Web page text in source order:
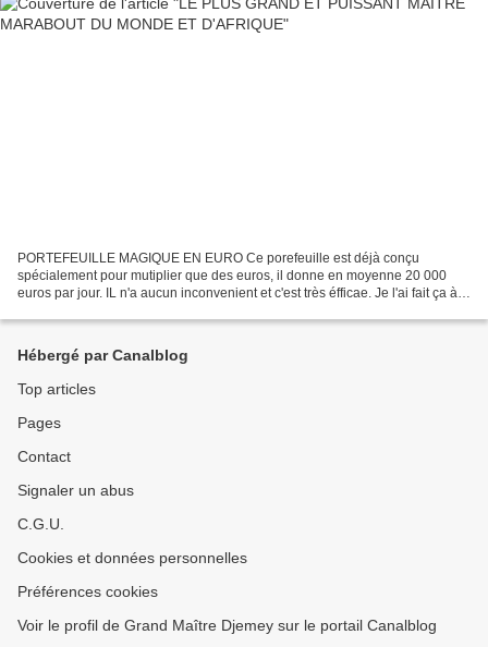
PORTEFEUILLE MAGIQUE EN EURO Ce porefeuille est déjà conçu
spécialement pour mutiplier que des euros, il donne en moyenne 20 000
euros par jour. IL n'a aucun inconvenient et c'est très éfficae. Je l'ai fait ça à
Hébergé par Canalblog
Top articles
Pages
Contact
Signaler un abus
C.G.U.
Cookies et données personnelles
Préférences cookies
Voir le profil de Grand Maître Djemey sur le portail Canalblog